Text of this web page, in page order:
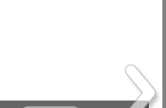
22,260,000원